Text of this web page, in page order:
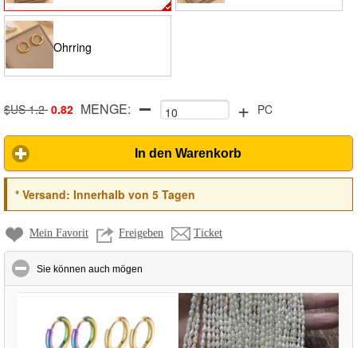
Ohrring
$US 1.2 0.82 MENGE: + PC
In den Warenkorb
*Versand: Innerhalb von 5 Tagen
Mein Favorit Freigeben Ticket
Sie können auch mögen